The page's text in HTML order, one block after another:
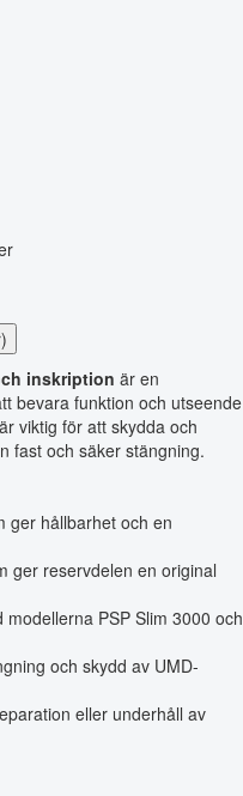
inskription är en
bevara funktion och utseende
viktig för att skydda och
fast och säker stängning.
ger hållbarhet och en
ger reservdelen en original
modellerna PSP Slim 3000 och
och skydd av UMD-
eller underhåll av